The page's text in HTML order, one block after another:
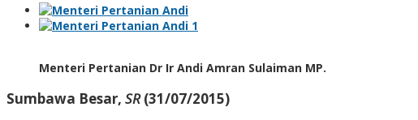
Menteri Pertanian Dr Ir Andi Amran Sulaiman MP.
Sumbawa Besar, SR(31/07/2015)